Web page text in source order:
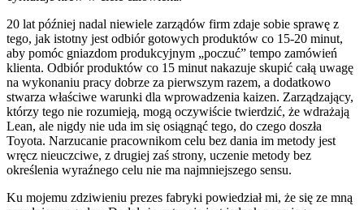
20 lat później nadal niewiele zarządów firm zdaje sobie sprawę z
tego, jak istotny jest odbiór gotowych produktów co 15-20 minut,
aby pomóc gniazdom produkcyjnym „poczuć” tempo zamówień
klienta. Odbiór produktów co 15 minut nakazuje skupić całą uwagę
na wykonaniu pracy dobrze za pierwszym razem, a dodatkowo
stwarza właściwe warunki dla wprowadzenia kaizen. Zarządzający,
którzy tego nie rozumieją, mogą oczywiście twierdzić, że wdrażają
Lean, ale nigdy nie uda im się osiągnąć tego, do czego doszła
Toyota. Narzucanie pracownikom celu bez dania im metody jest
wręcz nieuczciwe, z drugiej zaś strony, uczenie metody bez
określenia wyraźnego celu nie ma najmniejszego sensu.
Ku mojemu zdziwieniu prezes fabryki powiedział mi, że się ze mną